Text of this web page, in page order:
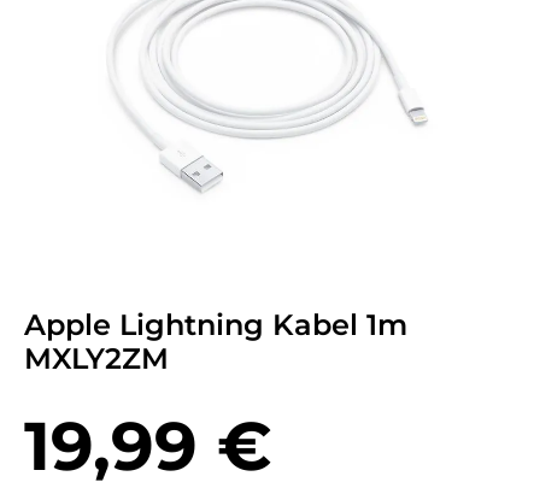
Apple Lightning Kabel 1m
MXLY2ZM
19,99 €